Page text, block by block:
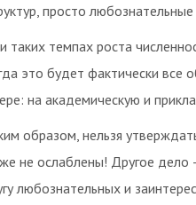
просто
таких темпах роста
это будет фактически все
на академическую и
образом, нельзя
не ослаблены! Другое дело
любознательных и